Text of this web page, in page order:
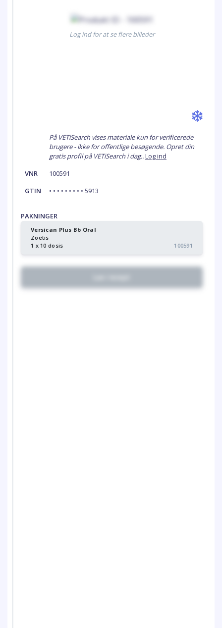
Log ind for at se flere billeder
På VETiSearch vises materiale kun for verificerede
brugere - ikke for offentlige besøgende. Opret din
gratis profil på VETiSearch i dag..Log ind
VNR
100591
GTIN
• • • • • • • • • 5913
PAKNINGER
Versican Plus Bb Oral
Zoetis
1 x 10 dosis
100591